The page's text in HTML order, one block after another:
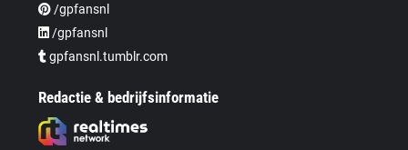
/gpfansnl
/gpfansnl
gpfansnl.tumblr.com
Redactie & bedrijfsinformatie